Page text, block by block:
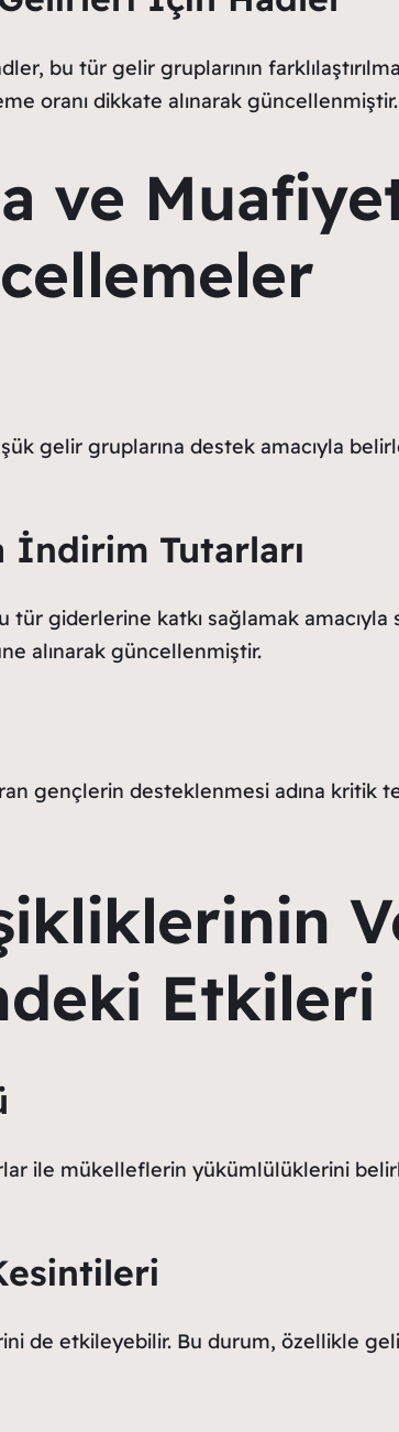
bu tür gelir gruplarının
oranı dikkate alınarak güncellenmiştir.
ve
gelir gruplarına destek amacıyla
İndirim Tutarları
giderlerine katkı sağlamak amacıyla
alınarak güncellenmiştir.
gençlerin desteklenmesi adına kritik
Etkileri
ile mükelleflerin yükümlülüklerini
de etkileyebilir. Bu durum, özellikle